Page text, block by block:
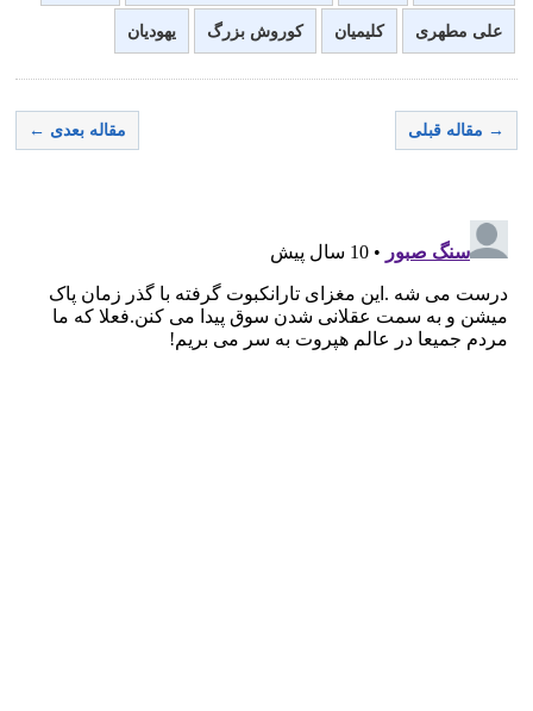
علی مطهری کلیمیان کوروش بزرگ یهودیان
→ مقاله قبلی مقاله بعدی ←